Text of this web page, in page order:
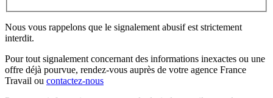
Nous vous rappelons que le signalement abusif est strictement
interdit.
Pour tout signalement concernant des informations inexactes ou une
offre déjà pourvue, rendez-vous auprès de votre agence France
Travail ou contactez-nous